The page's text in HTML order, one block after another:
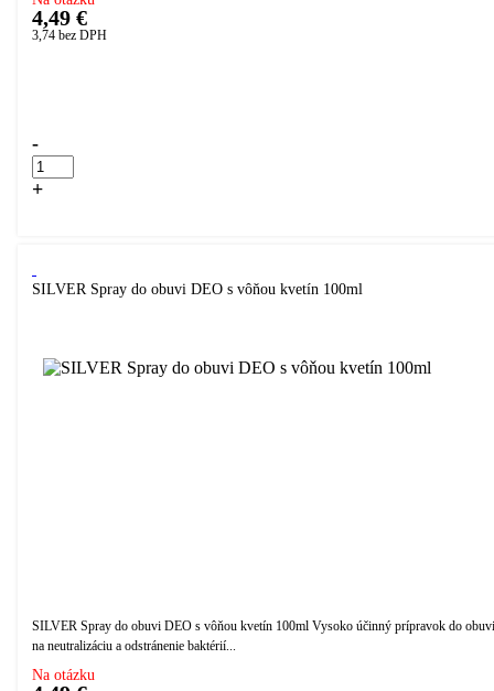
4,49 €
3,74 bez DPH
-
+
SILVER Spray do obuvi DEO s vôňou kvetín 100ml
SILVER Spray do obuvi DEO s vôňou kvetín 100ml Vysoko účinný prípravok do obuvi
na neutralizáciu a odstránenie baktérií...
Na otázku